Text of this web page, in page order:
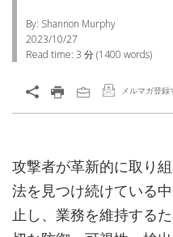
By: Shannon Murphy
2023/10/27
Read time: 3 分(1400 words)
メルマガ登録
攻撃者が革新的に取り
法を見つけ続けている
止し、業務を維持する